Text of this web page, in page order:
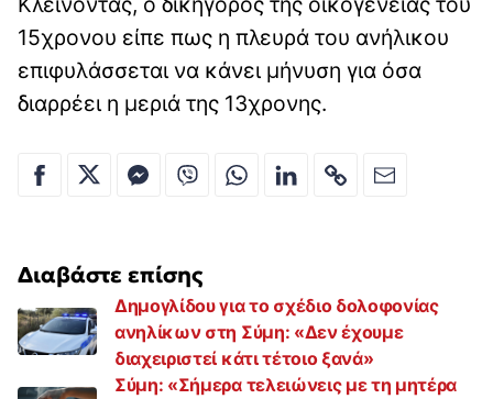
15χρονου είπε πως η πλευρά του ανήλικου
επιφυλάσσεται να κάνει μήνυση για όσα
διαρρέει η μεριά της 13χρονης.
Διαβάστε επίσης
Δημογλίδου για το σχέδιο δολοφονίας
ανηλίκων στη Σύμη: «Δεν έχουμε
διαχειριστεί κάτι τέτοιο ξανά»
Σύμη: «Σήμερα τελειώνεις με τη μητέρα